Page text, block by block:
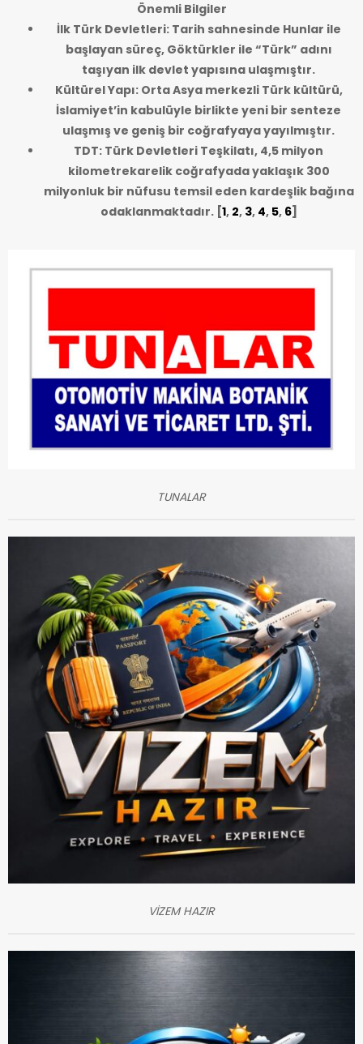
Önemli Bilgiler
İlk Türk Devletleri: Tarih sahnesinde Hunlar ile
başlayan süreç, Göktürkler ile “Türk” adını
taşıyan ilk devlet yapısına ulaşmıştır.
Kültürel Yapı: Orta Asya merkezli Türk kültürü,
İslamiyet’in kabulüyle birlikte yeni bir senteze
ulaşmış ve geniş bir coğrafyaya yayılmıştır.
TDT: Türk Devletleri Teşkilatı, 4,5 milyon
kilometrekarelik coğrafyada yaklaşık 300
milyonluk bir nüfusu temsil eden kardeşlik bağına
odaklanmaktadır.[1, 2, 3, 4, 5, 6]
TUNALAR
VİZEM HAZIR